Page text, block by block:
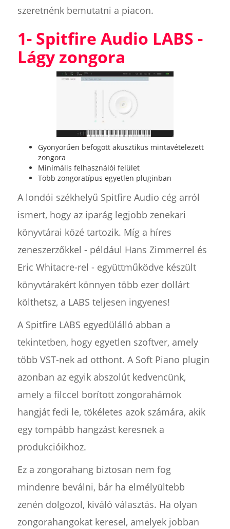
szeretnénk bemutatni a piacon.
1- Spitfire Audio LABS -
Lágy zongora
Gyönyörűen befogott akusztikus mintavételezett
zongora
Minimális felhasználói felület
Több zongoratípus egyetlen pluginban
A londói székhelyű Spitfire Audio cég arról
ismert, hogy az iparág legjobb zenekari
könyvtárai közé tartozik. Míg a híres
zeneszerzőkkel - például Hans Zimmerrel és
Eric Whitacre-rel - együttműködve készült
könyvtárakért könnyen több ezer dollárt
költhetsz, a LABS teljesen ingyenes!
A Spitfire LABS egyedülálló abban a
tekintetben, hogy egyetlen szoftver, amely
több VST-nek ad otthont. A Soft Piano plugin
azonban az egyik abszolút kedvencünk,
amely a filccel borított zongorahámok
hangját fedi le, tökéletes azok számára, akik
egy tompább hangzást keresnek a
produkcióikhoz.
Ez a zongorahang biztosan nem fog
mindenre beválni, bár ha elmélyültebb
zenén dolgozol, kiváló választás. Ha olyan
zongorahangokat keresel, amelyek jobban